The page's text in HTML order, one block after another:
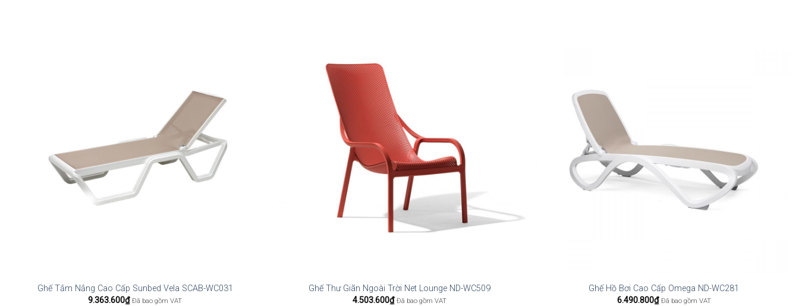
Ghế Tắm Nắng Cao Cấp Sunbed Vela SCAB-WC031
9.363.600₫ Đã bao gồm VAT
Ghế Thư Giãn Ngoài Trời Net Lounge ND-WC509
4.503.600₫ Đã bao gồm VAT
Ghế Hồ Bơi Cao Cấp Omega ND-WC281
6.490.800₫ Đã bao gồm VAT